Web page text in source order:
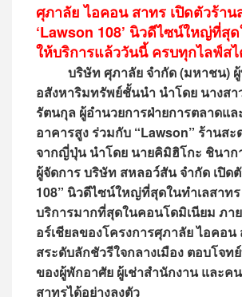
ศุภาลัย ไอคอน สาทร เปิดตัวร้า
‘Lawson 108’ นิวดีไซน์ใหญ่ที่สุ
ให้บริการแล้ววันนี้ ครบทุกไลฟ์ส
บริษัท ศุภาลัย จำกัด (มหาชน)
อสังหาริมทรัพย์ชั้นนำ นำโดย นางส
รัตนกุล ผู้อำนวยการฝ่ายการตลาดแล
อาคารสูง ร่วมกับ “Lawson” ร้านสะ
จากญี่ปุ่นนำโดย นายคิมิฮิโกะ ชินาก
ผู้จัดการบริษัท สหลอว์สัน จำกัด เปิด
108” นิวดีไซน์ใหญ่ที่สุดในทำเลสาท
บริการมากที่สุดในคอนโดมิเนียม ภา
อร์เชียลของโครงการศุภาลัย ไอคอ
สระดับลักชัวรีใจกลางเมือง ตอบโจท
ของผู้พักอาศัย ผู้เช่าสำนักงาน และค
สาทรได้อย่างลงตัว